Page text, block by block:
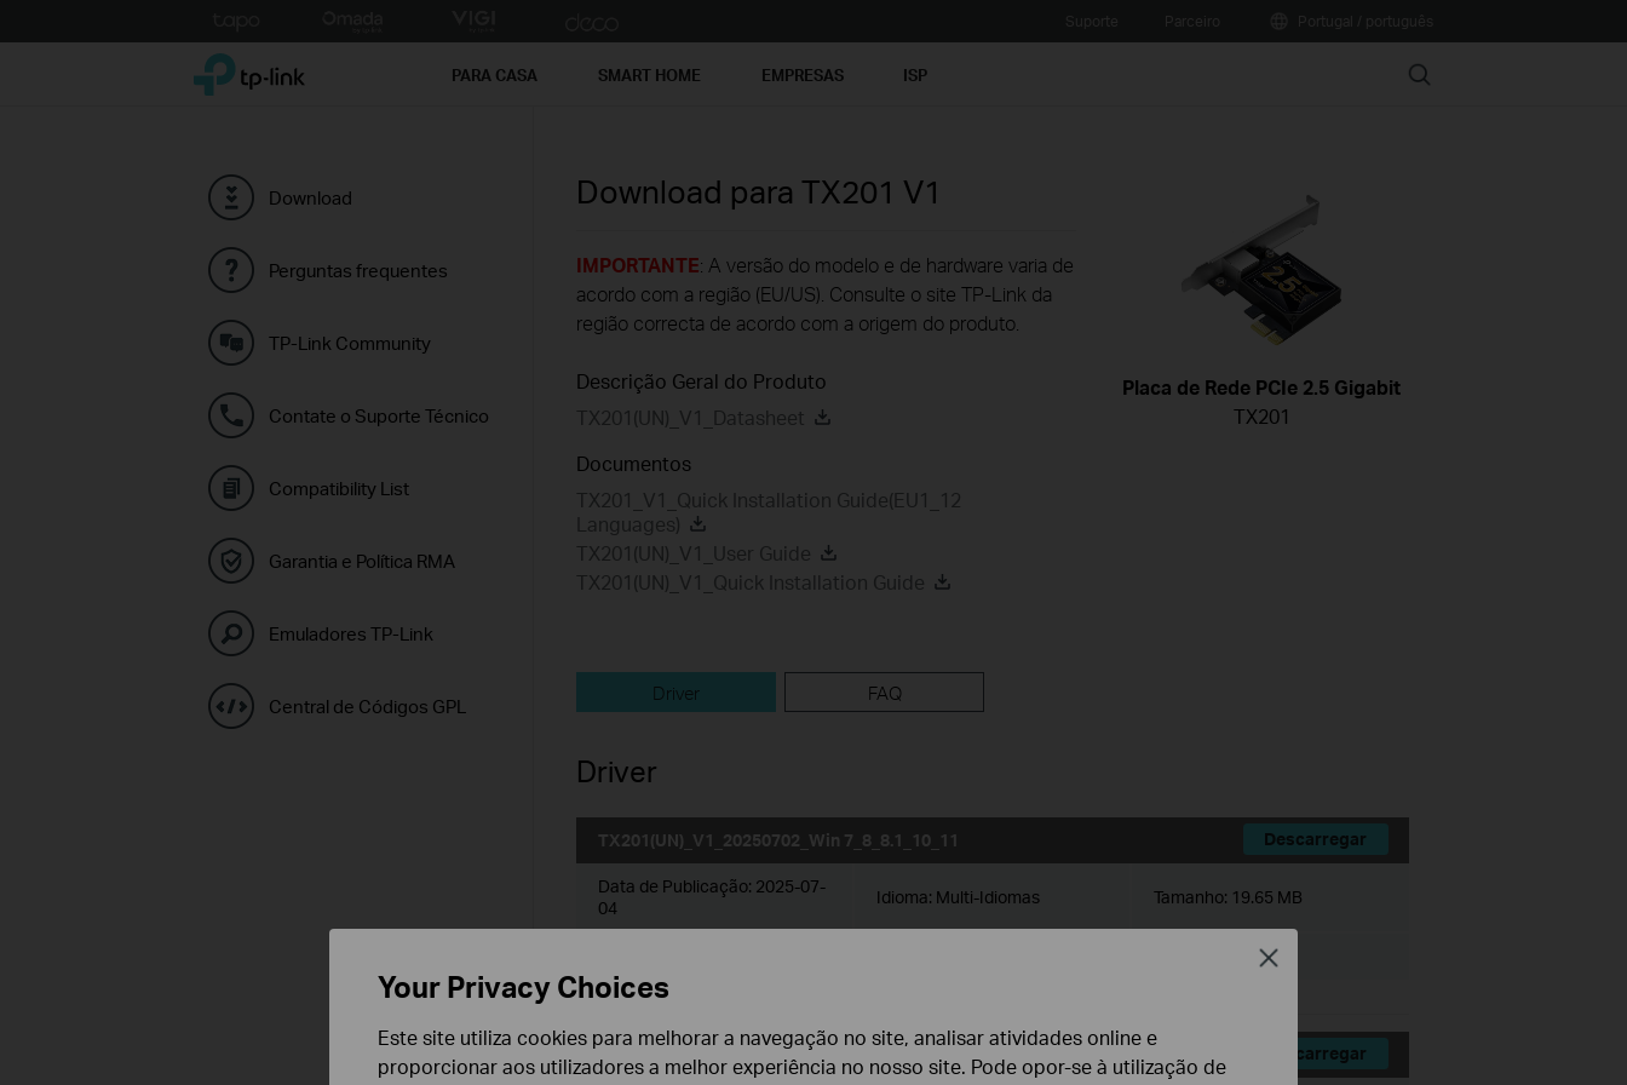
to
TP-Link, Reliably Smart PARA CASA SMART HOME EMPRESAS ISP Search
Download
Perguntas frequentes
TP-Link Community
Contate o Suporte Técnico
Compatibility List
Garantia e Política RMA
Emuladores TP-Link
Central de Códigos GPL
Download para TX201 V1
IMPORTANTE: A versão do modelo e de hardware varia de
acordo com a região (EU/US). Consulte o site TP-Link da
região correcta de acordo com a origem do produto.
Descrição Geral do Produto
TX201(UN)_V1_Datasheet
Documentos
TX201_V1_Quick Installation Guide(EU1_12
Languages)
TX201(UN)_V1_User Guide
TX201(UN)_V1_Quick Installation Guide
Placa de Rede PCIe 2.5 Gigabit
TX201
Driver FAQ
Driver
TX201(UN)_V1_20250702_Win 7_8_8.1_10_11 Descarregar
Data de Publicação: 2025-07-
04
Idioma: Multi-Idiomas Tamanho: 19.65 MB
Descarregar
Your Privacy Choices
Este site utiliza cookies para melhorar a navegação no site, analisar atividades online e
proporcionar aos utilizadores a melhor experiência no nosso site. Pode opor-se à utilização de
Close